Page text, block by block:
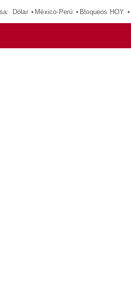
Dólar México-Perú Bloqueos HOY